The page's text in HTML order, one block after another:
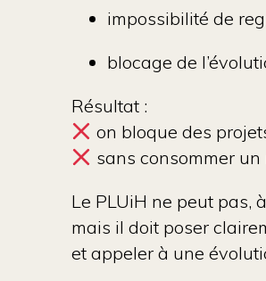
impossibilité de
blocage de
Résultat :
on bloque des
sans consommer
Le PLUiH ne peut pas,
mais il doit poser
et appeler à une